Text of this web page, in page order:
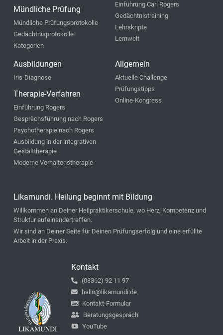
Mündliche Prüfung
Mündliche Prüfungsprotokolle
Gedächtnisprotokolle
Kategorien
Einführung Carl Rogers
Gedächtnistraining
Lehrskripte
Lernwelt
Ausbildungen
Iris-Diagnose
Therapie-Verfahren
Einführung Rogers
Gesprächsführung nach Rogers
Psychotherapie nach Rogers
Ausbildung in der integrativen
Gestalttherapie
Moderne Verhaltenstherapie
Allgemein
Aktuelle Challenge
Prüfungstipps
Online-Kongress
Likamundi. Heilung beginnt mit Bildung
Willkommen an Deiner Heilpraktikerschule, wo Herz, Kompetenz und
Struktur aufeinandertreffen.
Wir sind an Deiner Seite für Deinen Prüfungserfolg und eine erfüllte
Arbeit in der Praxis.
Kontakt
(08362) 92 11 97
hallo@likamundi.de
Kontakt-Formular
Beratungsgespräch
YouTube